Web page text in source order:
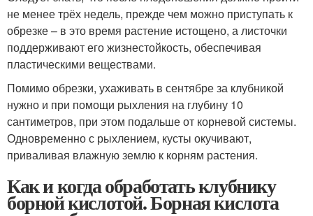
не менее трёх недель, прежде чем можно приступать к
обрезке – в это время растение истощено, а листочки
поддерживают его жизнестойкость, обеспечивая
пластическими веществами.
Помимо обрезки, ухаживать в сентябре за клубникой
нужно и при помощи рыхления на глубину 10
сантиметров, при этом подальше от корневой системы.
Одновременно с рыхлением, кусты окучивают,
приваливая влажную землю к корням растения.
Как и когда обработать клубнику
борной кислотой. Борная кислота